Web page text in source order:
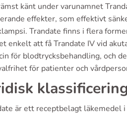
känt under varunamnet
effekter, som effektivt
Trandate finns i flera
enkelt att få Trandate IV vid
för blodtrycksbehandling, och
för patienter och
är ett receptbelagt läkemedel